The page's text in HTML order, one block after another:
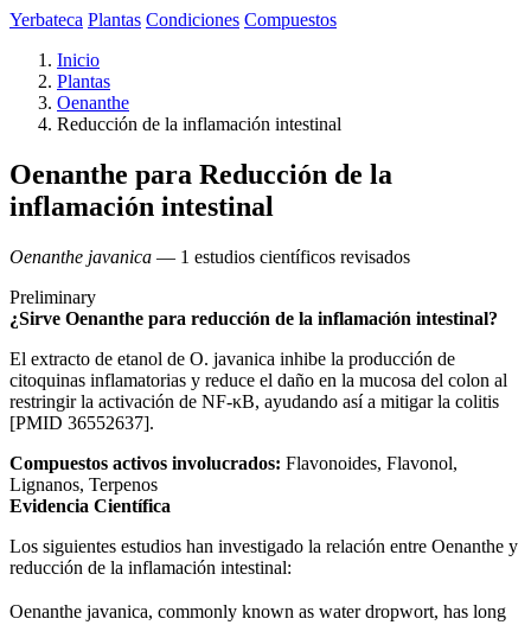
Yerbateca Plantas Condiciones Compuestos
Inicio
Plantas
Oenanthe
Reducción de la inflamación intestinal
Oenanthe para Reducción de la
inflamación intestinal
Oenanthe javanica — 1 estudios científicos revisados
Preliminary
¿Sirve Oenanthe para reducción de la inflamación intestinal?
El extracto de etanol de O. javanica inhibe la producción de
citoquinas inflamatorias y reduce el daño en la mucosa del colon al
restringir la activación de NF-κB, ayudando así a mitigar la colitis
[PMID 36552637].
Compuestos activos involucrados: Flavonoides, Flavonol,
Lignanos, Terpenos
Evidencia Científica
Los siguientes estudios han investigado la relación entre Oenanthe y
reducción de la inflamación intestinal:
Oenanthe javanica, commonly known as water dropwort, has long